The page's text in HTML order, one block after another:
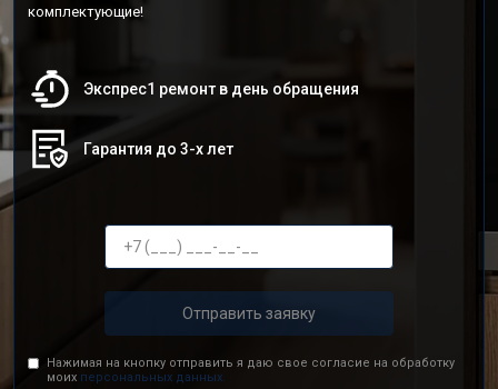
комплектующие!
Экспрес1 ремонт в день обращения
Гарантия до 3-х лет
Отправить заявку
Нажимая на кнопку отправить я даю свое согласие на обработку
моих персональных данных.